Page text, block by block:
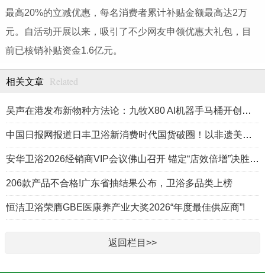
最高20%的立减优惠，每名消费者累计补贴金额最高达2万
元。自活动开展以来，吸引了不少网友申领优惠大礼包，目
前已核销补贴资金1.6亿元。
相关文章 Related
吴声在港发布新物种方法论：九牧X80 AI机器手马桶开创卫浴新时代
中国日报网报道日丰卫浴新消费时代国货破圈！以非遗美学重构居家生活方式
安华卫浴2026经销商VIP会议佛山召开 锚定“店效倍增”决胜高端卫浴新赛道
206款产品不合格!广东省抽结果公布，卫浴多品类上榜
恒洁卫浴荣膺GBE医康养产业大奖2026“年度最佳供应商”!
返回栏目>>